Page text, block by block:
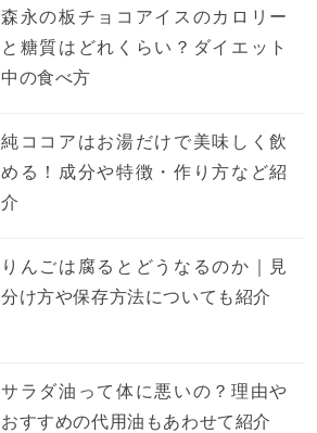
森永の板チョコアイスのカロリー
と糖質はどれくらい？ダイエット
中の食べ方
純ココアはお湯だけで美味しく飲
める！成分や特徴・作り方など紹
介
りんごは腐るとどうなるのか｜見
分け方や保存方法についても紹介
サラダ油って体に悪いの？理由や
おすすめの代用油もあわせて紹介